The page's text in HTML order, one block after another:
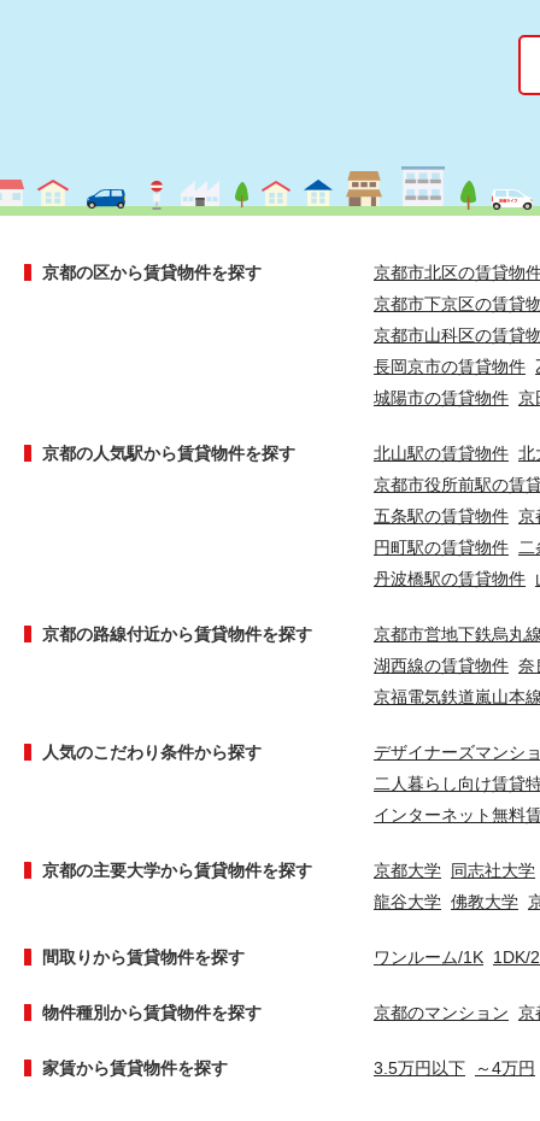
京都の区から賃貸物件を探す
京都市北区の賃貸物
京都市下京区の賃貸
京都市山科区の賃貸
長岡京市の賃貸物件
城陽市の賃貸物件 京
京都の人気駅から賃貸物件を探す 北山駅の賃貸物件 北
京都市役所前駅の賃
五条駅の賃貸物件 京
円町駅の賃貸物件
丹波橋駅の賃貸物件
京都の路線付近から賃貸物件を探す
京都市営地下鉄烏丸
湖西線の賃貸物件 奈
京福電気鉄道嵐山本
人気のこだわり条件から探す
デザイナーズマンシ
二人暮らし向け賃貸
インターネット無料
京都の主要大学から賃貸物件を探す 京都大学 同志社大学
龍谷大学 佛教大学
間取りから賃貸物件を探す ワンルーム/1K 1DK/
物件種別から賃貸物件を探す 京都のマンション 京
家賃から賃貸物件を探す 3.5万円以下 ～4万円